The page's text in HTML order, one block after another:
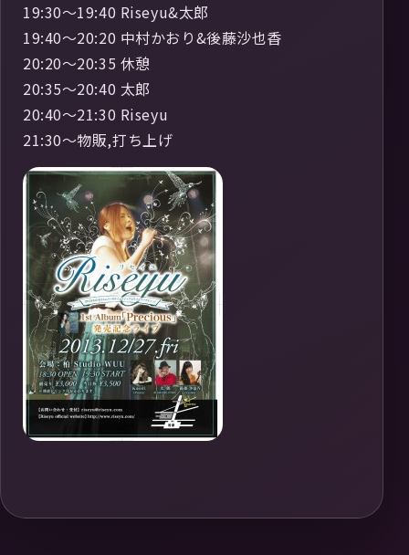
19:30～19:40 Riseyu&太郎
19:40～20:20 中村かおり&後藤沙也香
20:20～20:35 休憩
20:35～20:40 太郎
20:40～21:30 Riseyu
21:30～物販,打ち上げ